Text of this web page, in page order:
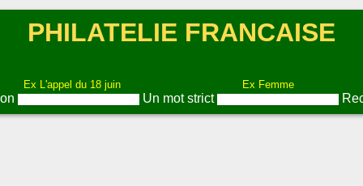
PHILATELIE FRANCAISE
Ex L'appel du 18 juin Ex Femme
Un mot strict